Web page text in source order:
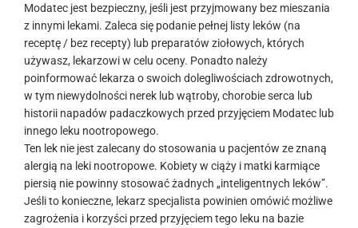
Modatec jest bezpieczny, jeśli jest przyjmowany bez mieszania
z innymi lekami. Zaleca się podanie pełnej listy leków (na
receptę / bez recepty) lub preparatów ziołowych, których
używasz, lekarzowi w celu oceny. Ponadto należy
poinformować lekarza o swoich dolegliwościach zdrowotnych,
w tym niewydolności nerek lub wątroby, chorobie serca lub
historii napadów padaczkowych przed przyjęciem Modatec lub
innego leku nootropowego.
Ten lek nie jest zalecany do stosowania u pacjentów ze znaną
alergią na leki nootropowe. Kobiety w ciąży i matki karmiące
piersią nie powinny stosować żadnych „inteligentnych leków”.
Jeśli to konieczne, lekarz specjalista powinien omówić możliwe
zagrożenia i korzyści przed przyjęciem tego leku na bazie